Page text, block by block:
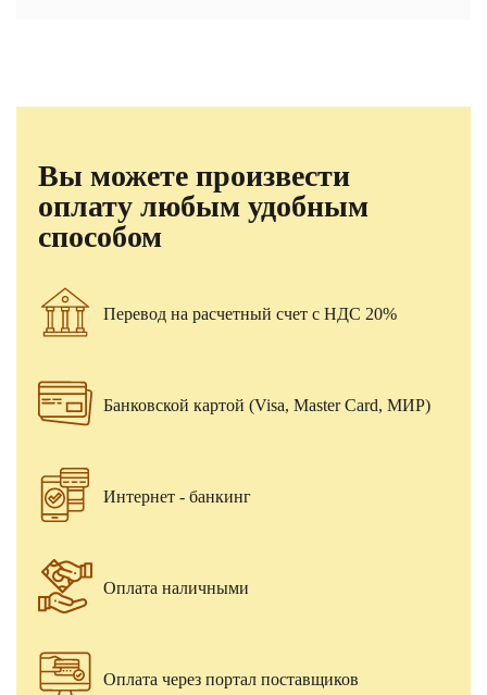
Вы можете произвести
оплату любым удобным
способом
Перевод на расчетный счет с НДС 20%
Банковской картой (Visa, Master Card, МИР)
Интернет - банкинг
Оплата наличными
Оплата через портал поставщиков